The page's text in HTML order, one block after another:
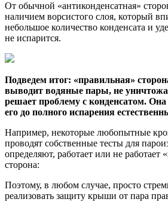
От обычной «антиконденсатная»
наличием ворсистого слоя, который
небольшое количество конденсата и
не испарится.
Подведем итог: «правильная»
выводит водяные пары, не
решает проблему с конденсатом.
его до полного испарения
Например, некоторые любопытные
проводят собственные тесты для
определяют, работает или не работает
сторона:
Поэтому, в любом случае, просто
реализовать защиту крыши от пара